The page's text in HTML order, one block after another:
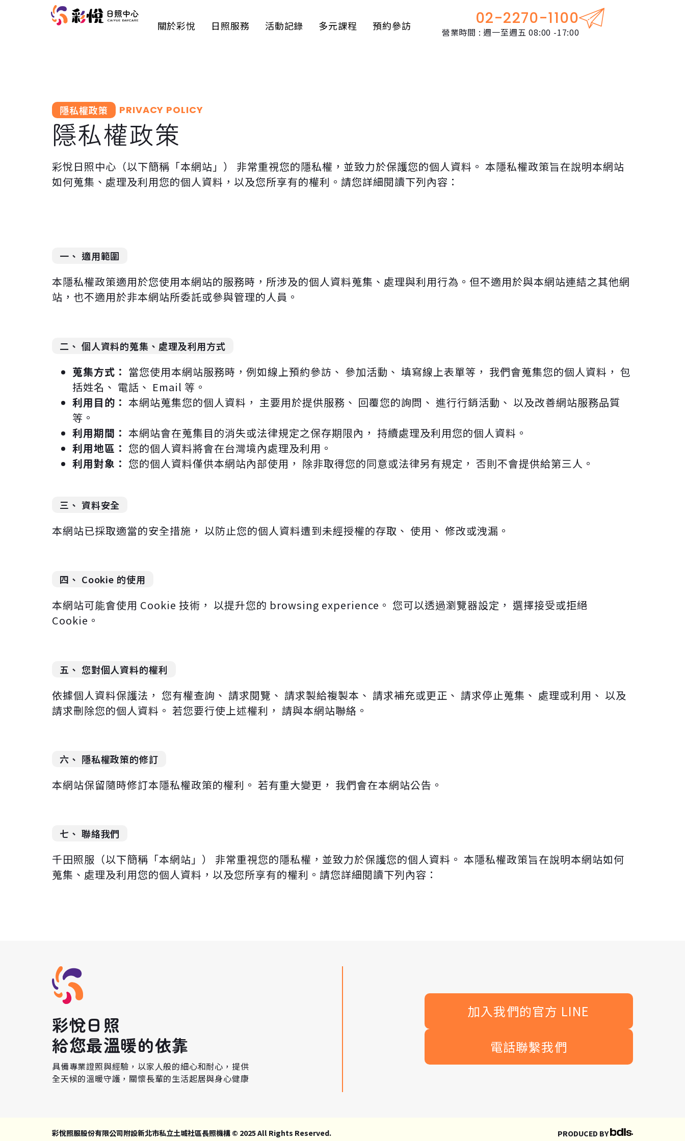
關於彩悅 日照服務 活動記錄 多元課程 預約參訪 02-2270-1100
營業時間 : 週一至週五 08:00 -17:00
隱私權政策 PRIVACY POLICY
隱私權政策
彩悅日照中心（以下簡稱「本網站」） 非常重視您的隱私權，並致力於保護您的個人資料。 本隱私權政策旨在說明本網站
如何蒐集、處理及利用您的個人資料，以及您所享有的權利。請您詳細閱讀下列內容：
一、 適用範圍
本隱私權政策適用於您使用本網站的服務時，所涉及的個人資料蒐集、處理與利用行為。但不適用於與本網站連結之其他網
站，也不適用於非本網站所委託或參與管理的人員。
二、 個人資料的蒐集、處理及利用方式
蒐集方式： 當您使用本網站服務時，例如線上預約參訪、 參加活動、 填寫線上表單等， 我們會蒐集您的個人資料， 包
括姓名、 電話、 Email 等。
利用目的： 本網站蒐集您的個人資料， 主要用於提供服務、 回覆您的詢問、 進行行銷活動、 以及改善網站服務品質
等。
利用期間： 本網站會在蒐集目的消失或法律規定之保存期限內， 持續處理及利用您的個人資料。
利用地區： 您的個人資料將會在台灣境內處理及利用。
利用對象： 您的個人資料僅供本網站內部使用， 除非取得您的同意或法律另有規定， 否則不會提供給第三人。
三、 資料安全
本網站已採取適當的安全措施， 以防止您的個人資料遭到未經授權的存取、 使用、 修改或洩漏。
四、 Cookie 的使用
本網站可能會使用 Cookie 技術， 以提升您的 browsing experience。 您可以透過瀏覽器設定， 選擇接受或拒絕
Cookie。
五、 您對個人資料的權利
依據個人資料保護法， 您有權查詢、 請求閱覽、 請求製給複製本、 請求補充或更正、 請求停止蒐集、 處理或利用、 以及
請求刪除您的個人資料。 若您要行使上述權利， 請與本網站聯絡。
六、 隱私權政策的修訂
本網站保留隨時修訂本隱私權政策的權利。 若有重大變更， 我們會在本網站公告。
七、 聯絡我們
千田照服（以下簡稱「本網站」） 非常重視您的隱私權，並致力於保護您的個人資料。 本隱私權政策旨在說明本網站如何
蒐集、處理及利用您的個人資料，以及您所享有的權利。請您詳細閱讀下列內容：
彩悅日照
給您最溫暖的依靠
具備專業證照與經驗，以家人般的細心和耐心，提供
全天候的溫暖守護，關懷長輩的生活起居與身心健康
加入我們的官方 LINE
電話聯繫我們
彩悅照服股份有限公司附設新北市私立土城社區長照機構 © 2025 All Rights Reserved. PRODUCED BY